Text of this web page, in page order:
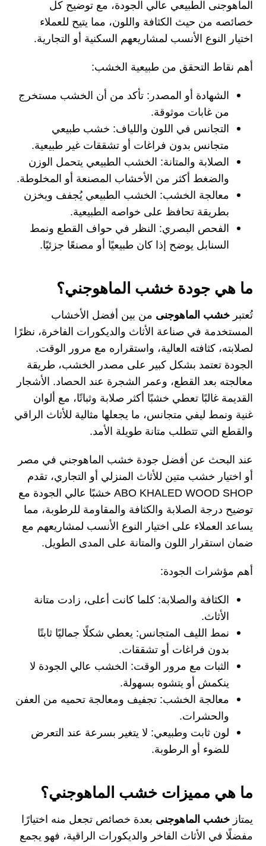
الماهوجنى الطبيعي عالي الجودة، مع توضيح كل
خصائصه من حيث الكثافة واللون، مما يتيح للعملاء
اختيار النوع الأنسب لمشاريعهم السكنية أو التجارية.
أهم نقاط التحقق من طبيعية الخشب:
الشهادة أو المصدر: تأكد من أن الخشب مستخرج
من غابات موثوقة.
التجانس في اللون واللياف: خشب طبيعي
متجانس بدون فراغات أو تشققات غير طبيعية.
الصلابة والمتانة: الخشب الطبيعي يتحمل الوزن
والضغط أكثر من الأخشاب المصنعة أو المخلوطة.
معالجة الخشب: الخشب الطبيعي يُجفف ويخزن
بطريقة تحافظ على خواصه الطبيعية.
الفحص البصري: النظر في حواف القطع ونمط
السنابل يوضح إذا كان طبيعيًا أو مصنعًا جزئيًا.
ما هي جودة خشب الماهوجني؟
تُعتبرخشب الماهوجنى من بين أفضل الأخشاب
المستخدمة في صناعة الأثاث والديكورات الفاخرة، نظرًا
لصلابته، كثافته العالية، واستقراره مع مرور الوقت.
الجودة تعتمد بشكل كبير على مصدر الخشب، طريقة
معالجته بعد القطع، وعمر الشجرة عند الحصاد. الأشجار
القديمة غالبًا تعطي خشبًا أكثر صلابة وثباتًا، مع ألوان
غنية ونمط ليفي متجانس، ما يجعلها مثالية للأثاث الراقي
والقطع التي تتطلب متانة طويلة الأمد.
عند البحث عن أفضل جودة خشب الماهوجني في مصر
أو اختيار خشب متين للأثاث المنزلي أو التجاري، تقدم
ABO KHALED WOOD SHOP خشبًا عالي الجودة مع
توضيح درجة الصلابة والكثافة والمقاومة للرطوبة، مما
يساعد العملاء على اختيار النوع الأنسب لمشاريعهم مع
ضمان استقرار اللون والمتانة على المدى الطويل.
أهم مؤشرات الجودة:
الكثافة والصلابة: كلما كانت أعلى، زادت متانة
الأثاث.
نمط الليف المتجانس: يعطي شكلًا جماليًا ثابتًا
بدون فراغات أو تشققات.
الثبات مع مرور الوقت: الخشب عالي الجودة لا
ينكمش أو يتشوه بسهولة.
معالجة الخشب: تجفيف ومعالجة تحميه من العفن
والحشرات.
لون ثابت وطبيعي: لا يتغير بسرعة عند التعرض
للضوء أو الرطوبة.
ما هي مميزات خشب الماهوجني؟
يمتازخشب الماهوجنى بعدة خصائص تجعل منه اختيارًا
مفضلًا في الأثاث الفاخر والديكورات الراقية، فهو يجمع